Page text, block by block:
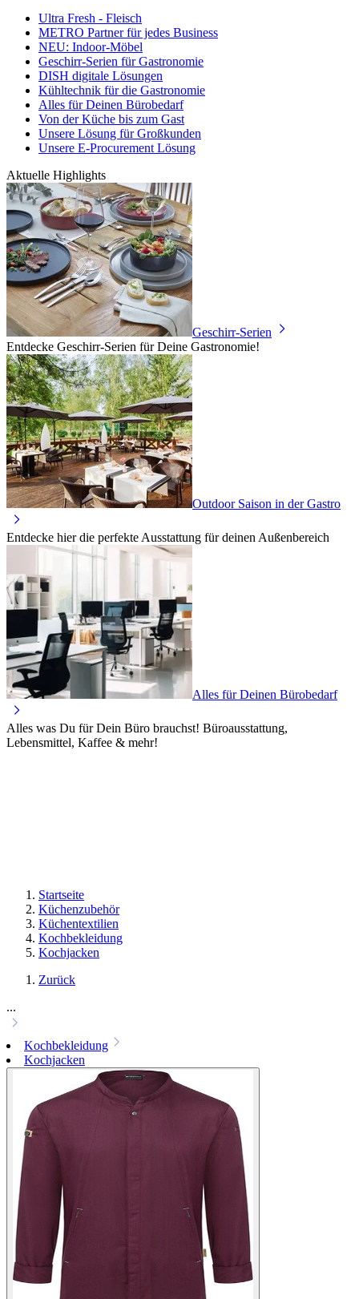
Ultra Fresh - Fleisch
METRO Partner für jedes Business
NEU: Indoor-Möbel
Geschirr-Serien für Gastronomie
DISH digitale Lösungen
Kühltechnik für die Gastronomie
Alles für Deinen Bürobedarf
Von der Küche bis zum Gast
Unsere Lösung für Großkunden
Unsere E-Procurement Lösung
Aktuelle Highlights
Geschirr-Serien
Entdecke Geschirr-Serien für Deine Gastronomie!
Outdoor Saison in der Gastro
Entdecke hier die perfekte Ausstattung für deinen Außenbereich
Alles für Deinen Bürobedarf
Alles was Du für Dein Büro brauchst! Büroausstattung,
Lebensmittel, Kaffee & mehr!
Startseite
Küchenzubehör
Küchentextilien
Kochbekleidung
Kochjacken
Zurück
...
Kochbekleidung
Kochjacken